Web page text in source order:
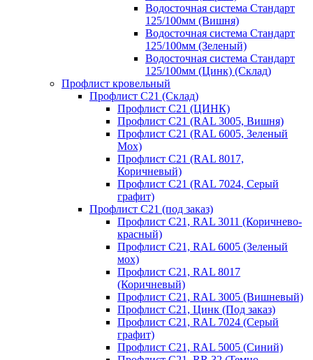
Водосточная система Стандарт
125/100мм (Вишня)
Водосточная система Стандарт
125/100мм (Зеленый)
Водосточная система Стандарт
125/100мм (Цинк) (Склад)
Профлист кровельный
Профлист С21 (Склад)
Профлист С21 (ЦИНК)
Профлист С21 (RAL 3005, Вишня)
Профлист С21 (RAL 6005, Зеленый
Мох)
Профлист С21 (RAL 8017,
Коричневый)
Профлист С21 (RAL 7024, Серый
графит)
Профлист С21 (под заказ)
Профлист С21, RAL 3011 (Коричнево-
красный)
Профлист С21, RAL 6005 (Зеленый
мох)
Профлист С21, RAL 8017
(Коричневый)
Профлист С21, RAL 3005 (Вишневый)
Профлист С21, Цинк (Под заказ)
Профлист С21, RAL 7024 (Серый
графит)
Профлист С21, RAL 5005 (Синий)